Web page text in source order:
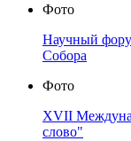
Фото
Научный
Собора
Фото
XVII
слово"